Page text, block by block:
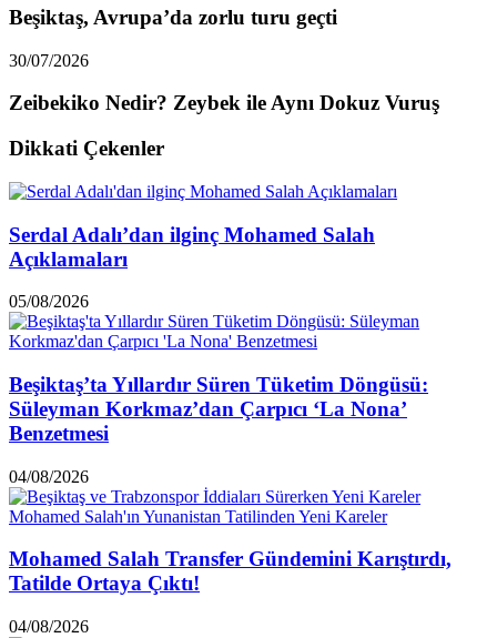
Beşiktaş, Avrupa’da zorlu turu geçti
30/07/2026
Zeibekiko Nedir? Zeybek ile Aynı Dokuz Vuruş
Dikkati Çekenler
Serdal Adalı’dan ilginç Mohamed Salah
Açıklamaları
05/08/2026
Beşiktaş’ta Yıllardır Süren Tüketim Döngüsü:
Süleyman Korkmaz’dan Çarpıcı ‘La Nona’
Benzetmesi
04/08/2026
Mohamed Salah Transfer Gündemini Karıştırdı,
Tatilde Ortaya Çıktı!
04/08/2026